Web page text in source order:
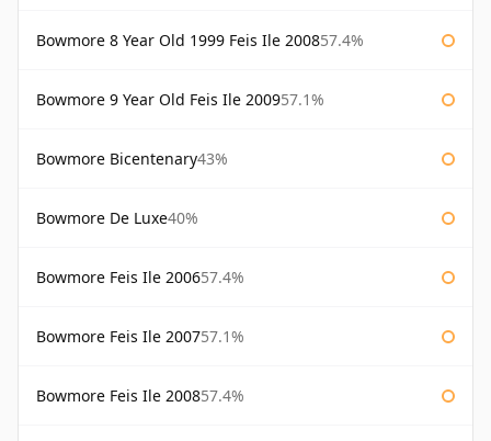
Bowmore 8 Year Old 1999 Feis Ile 200857.4%
Bowmore 9 Year Old Feis Ile 200957.1%
Bowmore Bicentenary43%
Bowmore De Luxe40%
Bowmore Feis Ile 200657.4%
Bowmore Feis Ile 200757.1%
Bowmore Feis Ile 200857.4%